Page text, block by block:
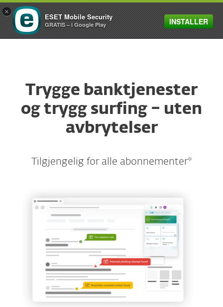
MENU
Trygge banktjenester
og trygg surfing – uten
avbrytelser
Tilgjengelig for alle abonnementer*
×
ESET Mobile Security
GRATIS – i Google Play INSTALLER